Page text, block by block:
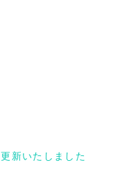
新いたしました